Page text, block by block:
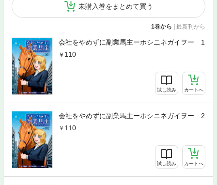
未購入巻をまとめて買う
1巻から | 最新刊から
会社をやめずに副業馬主ーホシニネガイヲー 1
110
試し読み カートへ
会社をやめずに副業馬主ーホシニネガイヲー 2
110
試し読み カートへ